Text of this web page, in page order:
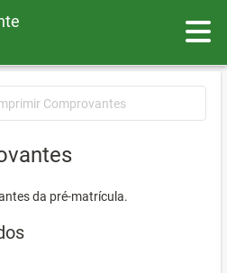
Comprovantes
da pré-matrícula.